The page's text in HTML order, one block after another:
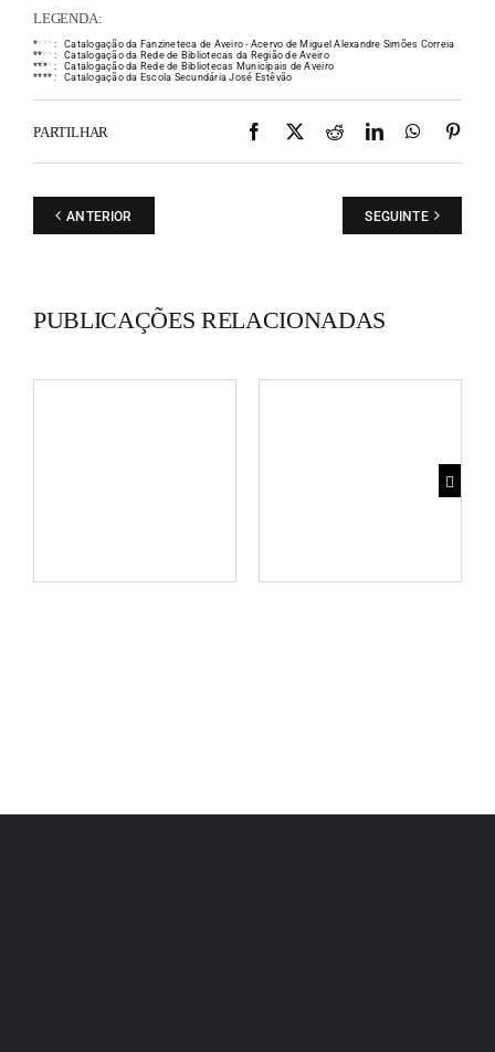
LEGENDA:
** * * :
Catalogação da Fanzineteca de Aveiro - Acervo de Miguel Alexandre Simões Correia
** * * :
Catalogação da Rede de Bibliotecas da Região de Aveiro
**** :
Catalogação da Rede de Bibliotecas Municipais de Aveiro
**** : Catalogação da Escola Secundária José Estêvão
PARTILHAR Facebook
X RedditLinkedIn
ANTERIOR SEGUINTE
PUBLICAÇÕES RELACIONADAS